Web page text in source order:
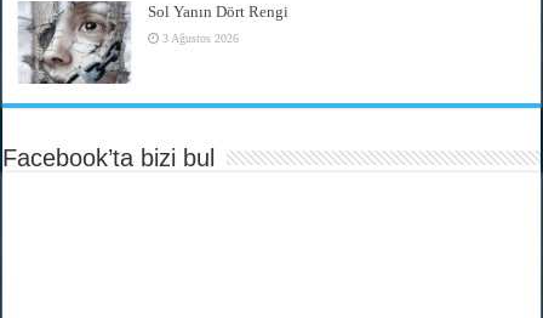
Sol Yanın Dört Rengi
3 Ağustos 2026
Facebook’ta bizi bul